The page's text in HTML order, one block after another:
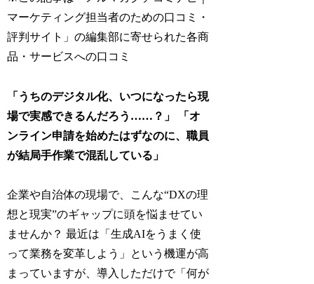
マーケティング担当者のための口コミ・
評判サイト」の編集部に寄せられた各商
品・サービスへの口コミ
「うちのデジタル化、いつになったら現
場で実感できるんだろう……？」 「オ
ンライン申請を始めたはずなのに、職員
が結局手作業で混乱している」
企業や自治体の現場で、こんな“DXの理
想と現実”のギャップに頭を悩ませてい
ませんか？ 最近は「生成AIをうまく使
って業務を変革しよう」という機運が高
まっていますが、導入しただけで「何が